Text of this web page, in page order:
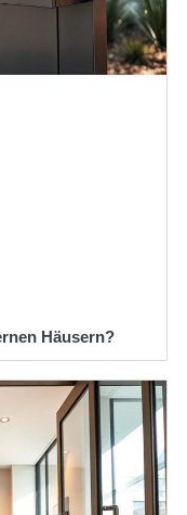
Häusern?